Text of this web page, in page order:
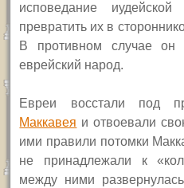
исповедание
превратить их в
В противном случае он
еврейский народ.
Евреи восстали под
Маккавея и отвоевали
ими правили потомки
не принадлежали к
между ними